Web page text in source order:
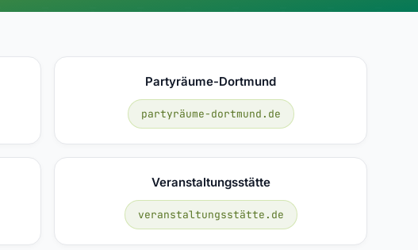
Partyräume-Dortmund
partyräume-dortmund.de
Veranstaltungsstätte
veranstaltungsstätte.de